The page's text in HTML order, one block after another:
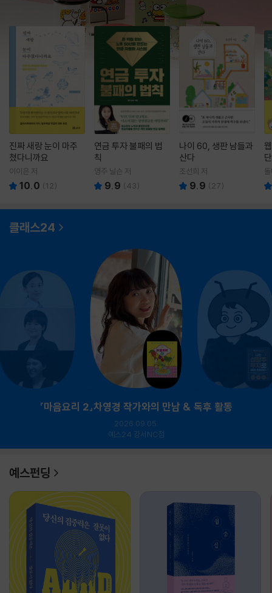
진짜 새랑 눈이 마주
쳤다니까요
이이은 저
10.0 (12)
연금 투자 불패의 법
칙
영주 닐슨 저
9.9 (43)
나이 60, 생판 남들과
산다
조선희 저
9.9 ( 27)
클래스24
『마음요리 2』차영경 작가와의 만남 & 독후 활동
2026.09.05.
예스24 강서NC점
예스펀딩